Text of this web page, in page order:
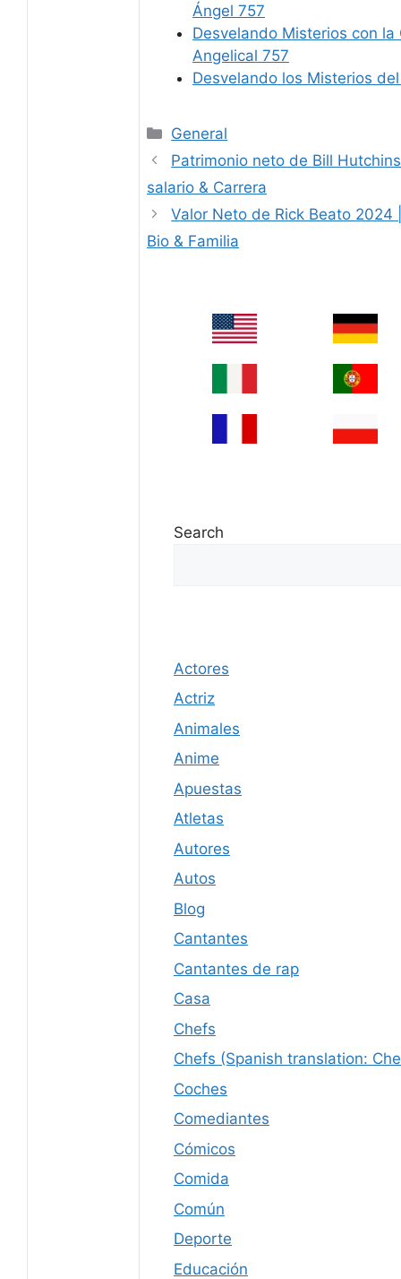
Ángel 757
Desvelando Misterios con la
Angelical 757
Desvelando los Misterios
Categories
General
Patrimonio neto de Bill
salario & Carrera
Valor Neto de Rick Beato 2024
Bio & Familia
Search
Actores
Actriz
Animales
Anime
Apuestas
Atletas
Autores
Autos
Blog
Cantantes
Cantantes de rap
Casa
Chefs
Chefs (Spanish translation:
Coches
Comediantes
Cómicos
Comida
Común
Deporte
Educación